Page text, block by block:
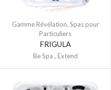
Gamme Révélation, Spas pour
Particuliers
FRIGULA
Be Spa , Extend